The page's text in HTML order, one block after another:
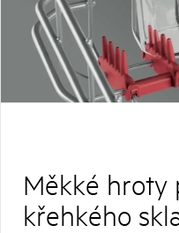
Měkké hroty
křehkého